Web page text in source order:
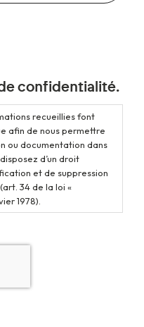
confidentialité.
recueillies font
afin de nous permettre
ou documentation dans
d’un droit
et de suppression
34 de la loi «
1978).